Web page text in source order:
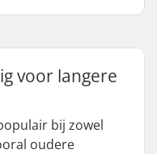
voor langere
bij zowel
oudere